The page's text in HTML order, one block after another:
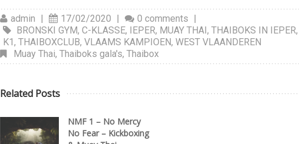
admin | 17/02/2020 | 0 comments |
BRONSKI GYM,C-KLASSE, IEPER, MUAY THAI,THAIBOKS IN IEPER
K1,THAIBOXCLUB,VLAAMS KAMPIOEN,WEST VLAANDEREN
Muay Thai,Thaiboks gala's,Thaibox
Related Posts
NMF 1 – No Mercy
No Fear – Kickboxing